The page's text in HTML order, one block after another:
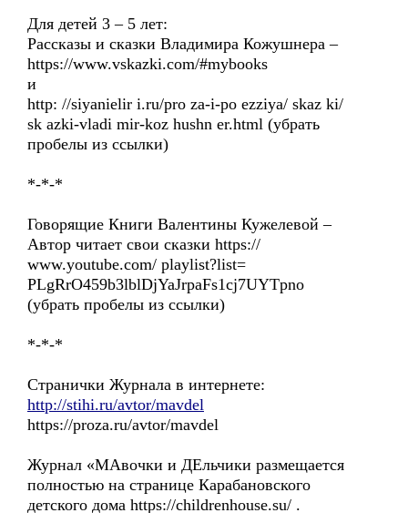
Для детей 3 – 5 лет:
Рассказы и сказки Владимира Кожушнера –
https://www.vskazki.com/#mybooks
и
http: //siyanielir i.ru/pro za-i-po ezziya/ skaz ki/
sk azki-vladi mir-koz hushn er.html (убрать
пробелы из ссылки)
*-*-*
Говорящие Книги Валентины Кужелевой –
Автор читает свои сказки https://
www.youtube.com/ playlist?list=
PLgRrO459b3lblDjYaJrpaFs1cj7UYTpno
(убрать пробелы из ссылки)
*-*-*
Странички Журнала в интернете:
http://stihi.ru/avtor/mavdel
https://proza.ru/avtor/mavdel
Журнал «МАвочки и ДЕльчики размещается
полностью на странице Карабановского
детского дома https://childrenhouse.su/ .